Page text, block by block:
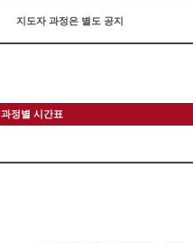
지도자 과정은 별도 공지
과정별 시간표